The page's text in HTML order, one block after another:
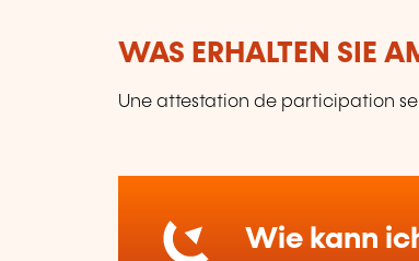
WAS ERHALTEN SIE
Une attestation de participation
Wie kann